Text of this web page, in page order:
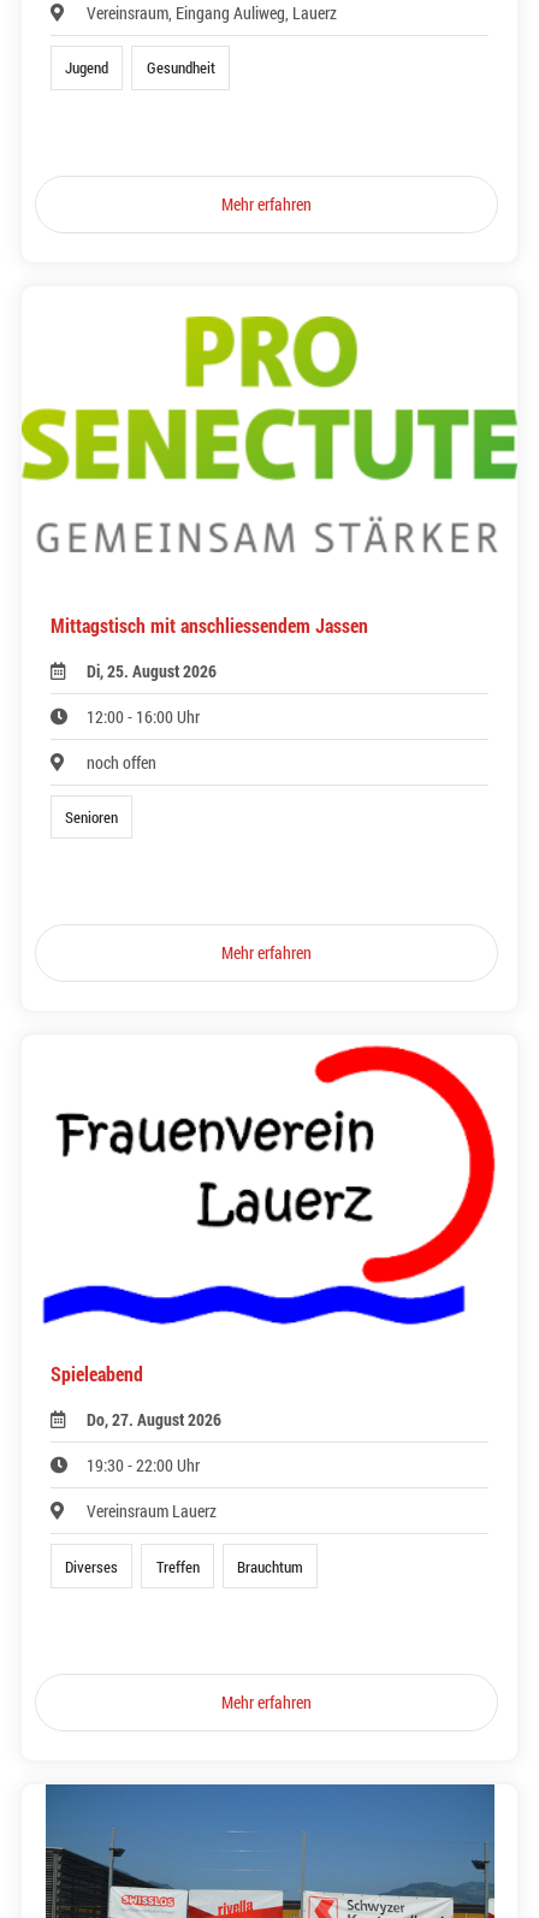
Vereinsraum, Eingang Auliweg, Lauerz
Jugend Gesundheit
Mehr erfahren
Mittagstisch mit anschliessendem Jassen
Di, 25. August 2026
12:00 - 16:00 Uhr
noch offen
Senioren
Mehr erfahren
Spieleabend
Do, 27. August 2026
19:30 - 22:00 Uhr
Vereinsraum Lauerz
Diverses Treffen Brauchtum
Mehr erfahren